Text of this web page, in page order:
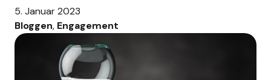
5. Januar 2023
Bloggen, Engagement